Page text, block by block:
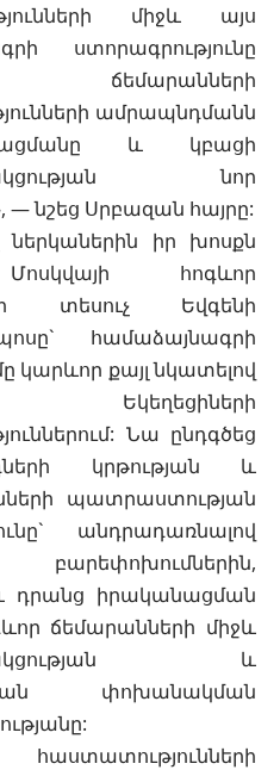
միջև այս
ստորագրությունը
ճեմարանների
ամրապնդմանն
և կբացի
նոր
— նշեց Սրբազան հայրը:
ներկաներին իր խոսքն
հոգևոր
տեսուչ Եվգենի
համաձայնագրի
կարևոր քայլ նկատելով
Նա ընդգծեց
կրթության և
պատրաստության
անդրադառնալով
դրանց իրականացման
ճեմարանների միջև
և
փոխանակման